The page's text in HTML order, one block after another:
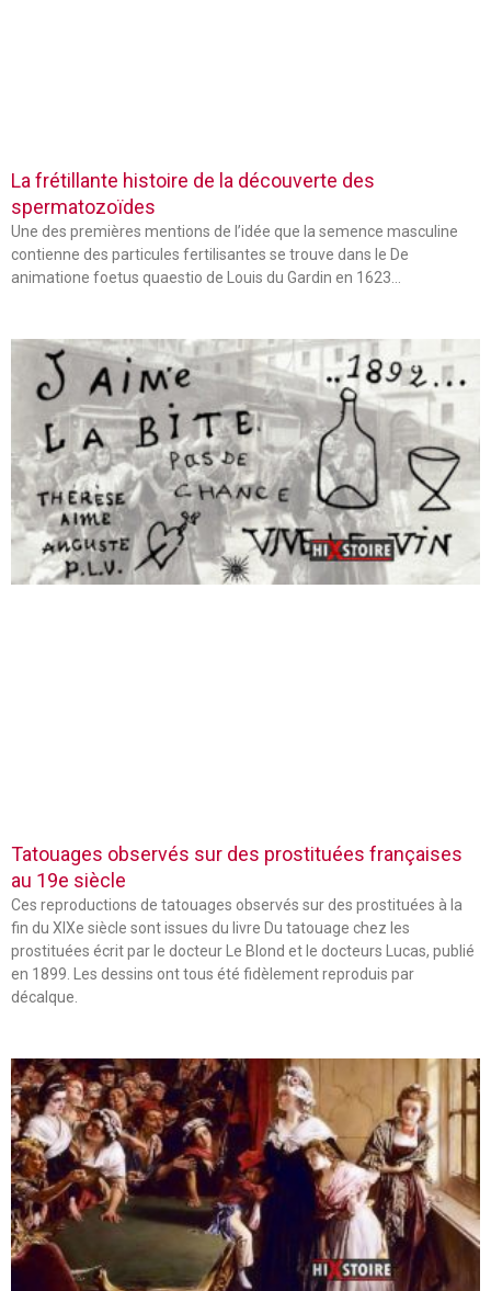
La frétillante histoire de la découverte des
spermatozoïdes
Une des premières mentions de l’idée que la semence masculine
contienne des particules fertilisantes se trouve dans le De
animatione foetus quaestio de Louis du Gardin en 1623…
Tatouages observés sur des prostituées françaises
au 19e siècle
Ces reproductions de tatouages observés sur des prostituées à la
fin du XIXe siècle sont issues du livre Du tatouage chez les
prostituées écrit par le docteur Le Blond et le docteurs Lucas, publié
en 1899. Les dessins ont tous été fidèlement reproduis par
décalque.